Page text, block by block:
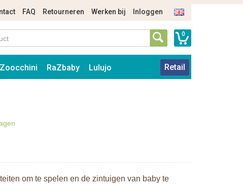
FAQ Retourneren Werken bij Inloggen
0
Zoocchini RaZbaby Lulujo Retail
om te spelen en de zintuigen van baby te